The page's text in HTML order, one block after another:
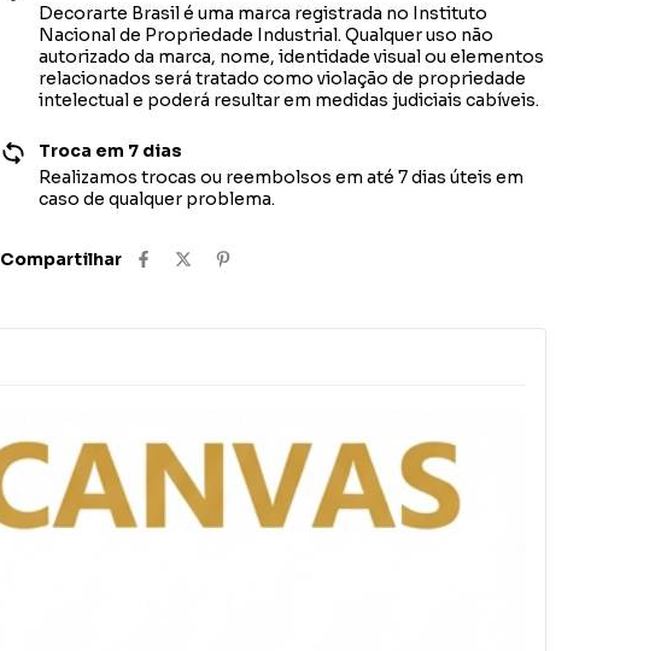
Decorarte Brasil é uma marca registrada no Instituto
Nacional de Propriedade Industrial. Qualquer uso não
autorizado da marca, nome, identidade visual ou elementos
relacionados será tratado como violação de propriedade
intelectual e poderá resultar em medidas judiciais cabíveis.
Troca em 7 dias
Realizamos trocas ou reembolsos em até 7 dias úteis em
caso de qualquer problema.
Compartilhar